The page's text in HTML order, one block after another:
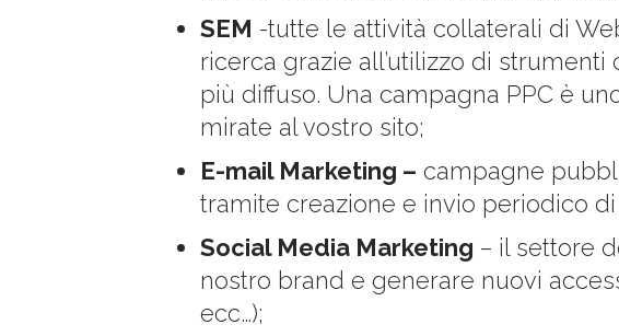
SEM -tutte le attività collaterali di
ricerca grazie all’utilizzo di
più diffuso. Una campagna PPC è
mirate al vostro sito;
E-mail Marketing – campagne
tramite creazione e invio periodico
Social Media Marketing – il settore
nostro brand e generare nuovi
ecc…);